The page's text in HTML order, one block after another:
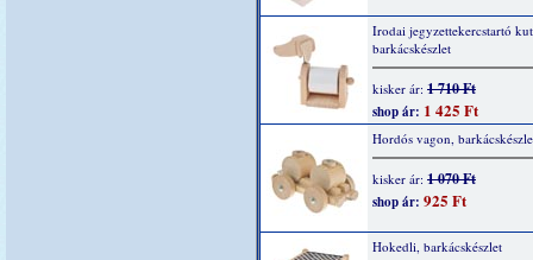
Irodai jegyzettekercstartó
barkácskészlet
kisker ár: 1 710 Ft
shop ár: 1 425 Ft
Hordós vagon,
kisker ár: 1 070 Ft
shop ár: 925 Ft
Hokedli, barkácskészlet